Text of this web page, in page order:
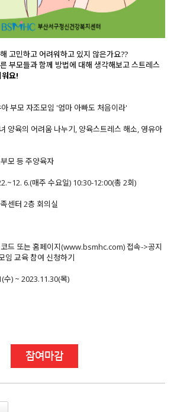
고민하고 어려워하고 있지 않은가요??
부모들과 함께 방법에 대해 생각해보고 스트레스
요!
부모 자조모임 '엄마 아빠도 처음이라'
양육의 어려움 나누기, 양육스트레스 해소, 영유아
모 등 주양육자
6.(매주 수요일) 10:30-12:00(총 2회)
센터 2층 회의실
드 또는 홈페이지(www.bsmhc.com) 접속->공지
임 교육 참여 신청하기
) ~ 2023.11.30(목)
참여마감